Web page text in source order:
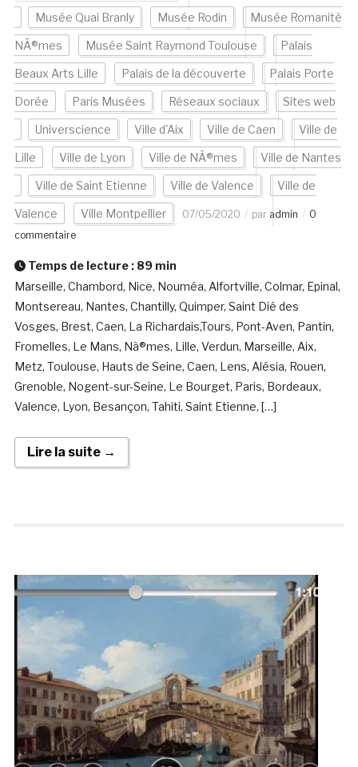
Musée Quai Branly Musée Rodin Musée Romanité
NÃ®mes Musée Saint Raymond Toulouse Palais
Beaux Arts Lille Palais de la découverte Palais Porte
Dorée Paris Musées Réseaux sociaux Sites web
Universcience Ville d'Aix Ville de Caen Ville de
Lille Ville de Lyon Ville de NÃ®mes Ville de Nantes
Ville de Saint Etienne Ville de Valence Ville de
Valence Ville Montpellier 07/05/2020 par admin
0
commentaire
Temps de lecture : 89 min
Marseille, Chambord, Nice, Nouméa, Alfortville, Colmar, Epinal,
Montsereau, Nantes, Chantilly, Quimper, Saint Dié des
Vosges, Brest, Caen, La Richardais,Tours, Pont-Aven, Pantin,
Fromelles, Le Mans, Nà®mes, Lille, Verdun, Marseille, Aix,
Metz, Toulouse, Hauts de Seine, Caen, Lens, Alésia, Rouen,
Grenoble, Nogent-sur-Seine, Le Bourget, Paris, Bordeaux,
Valence, Lyon, Besançon, Tahiti, Saint Etienne, […]
Lire la suite →